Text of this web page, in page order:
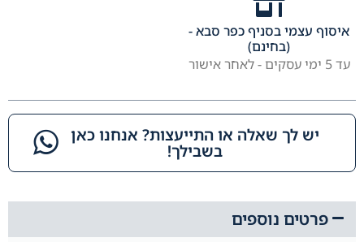
פרטים נוספים
איסוף עצמי בסניף כפר סבא -
(בחינם)
עד 5 ימי עסקים - לאחר אישור
יש לך שאלה או התייעצות? אנחנו כאן
בשבילך!​